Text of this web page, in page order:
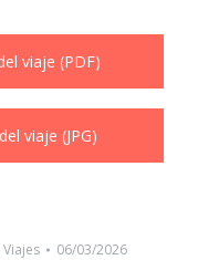
viaje (PDF)
viaje (JPG)
Viajes 06/03/2026